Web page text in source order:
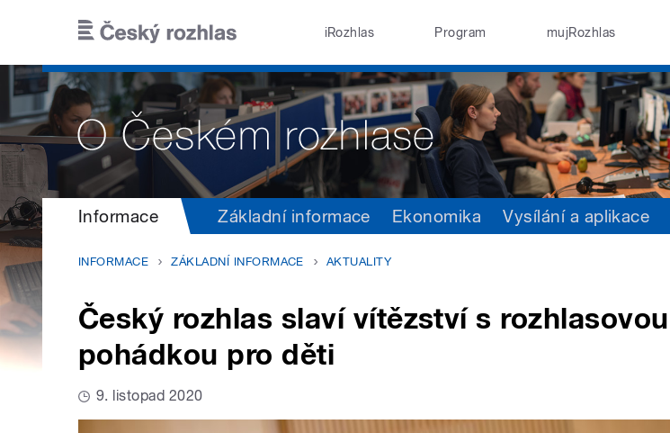
iRozhlas Program mujRozhlas
Informace Základní informace Ekonomika Vysílání a aplikace
INFORMACE ZÁKLADNÍ INFORMACE AKTUALITY
Český rozhlas slaví vítězství s rozhlasovou
pohádkou pro děti
9. listopad 2020